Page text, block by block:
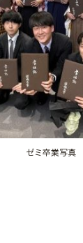
ゼミ卒業写真